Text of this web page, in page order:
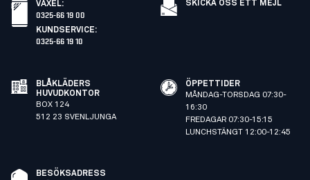
VÄXEL:
0325-66 19 00
KUNDSERVICE:
0325-66 19 10
SKICKA OSS ETT MEJL
BLÅKLÄDERS
HUVUDKONTOR
BOX 124
512 23 SVENLJUNGA
ÖPPETTIDER
MÅNDAG-TORSDAG 07:30-
16:30
FREDAGAR 07:30-15:15
LUNCHSTÄNGT 12:00-12:45
BESÖKSADRESS